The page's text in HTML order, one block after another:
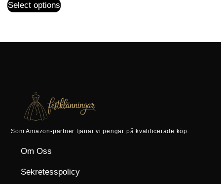
Select options
Som Amazon-partner tjänar vi pengar på kvalificerade köp.
Om Oss
Sekretesspolicy